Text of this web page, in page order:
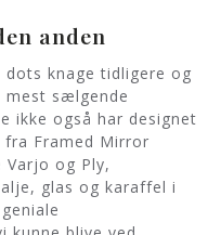
anden
knage tidligere og
mest sælgende
ikke også har designet
fra Framed Mirror
og Ply,
glas og karaffel i